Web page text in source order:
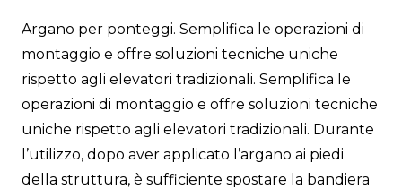
Argano per ponteggi. Semplifica le operazioni di
montaggio e offre soluzioni tecniche uniche
rispetto agli elevatori tradizionali. Semplifica le
operazioni di montaggio e offre soluzioni tecniche
uniche rispetto agli elevatori tradizionali. Durante
l’utilizzo, dopo aver applicato l’argano ai piedi
della struttura, è sufficiente spostare la bandiera